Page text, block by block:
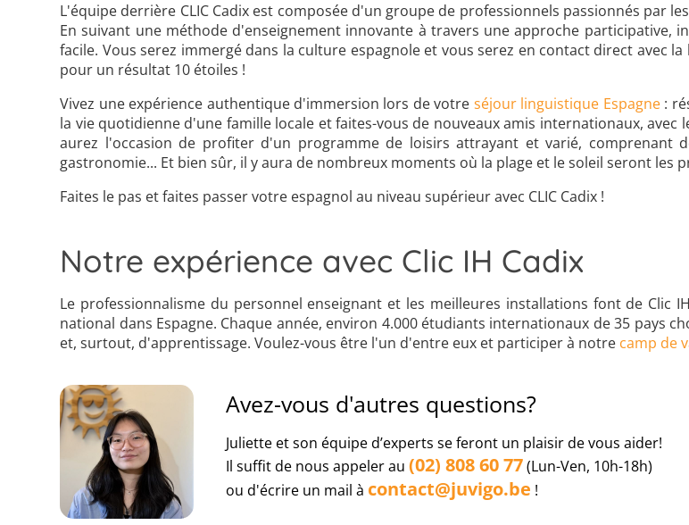
L'équipe derrière CLIC Cadix est composée d'un groupe de professionnels passionnés par les
En suivant une méthode d'enseignement innovante à travers une approche participative,
facile. Vous serez immergé dans la culture espagnole et vous serez en contact direct avec
pour un résultat 10 étoiles !
Vivez une expérience authentique d'immersion lors de votre séjour linguistique Espagne:
la vie quotidienne d'une famille locale et faites-vous de nouveaux amis internationaux,
aurez l'occasion de profiter d'un programme de loisirs attrayant et varié, comprenant
gastronomie... Et bien sûr, il y aura de nombreux moments où la plage et le soleil seront les
Faites le pas et faites passer votre espagnol au niveau supérieur avec CLIC Cadix !
Notre expérience avec Clic IH Cadix
Le professionnalisme du personnel enseignant et les meilleures installations font de Clic
national dans Espagne. Chaque année, environ 4.000 étudiants internationaux de 35 pays
et, surtout, d'apprentissage. Voulez-vous être l'un d'entre eux et participer à notre camp de
Avez-vous d'autres questions?
Juliette et son équipe d’experts se feront un plaisir de vous aider!
Il suffit de nous appeler au(02) 808 60 77(Lun-Ven, 10h-18h)
ou d'écrire un mail à contact@juvigo.be !